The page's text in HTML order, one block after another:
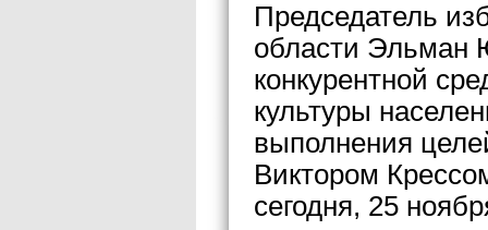
Председатель
области Эльман
конкурентной
культуры
выполнения
Виктором
сегодня, 25